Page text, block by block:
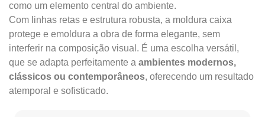
como um elemento central do ambiente.
Com linhas retas e estrutura robusta, a moldura caixa
protege e emoldura a obra de forma elegante, sem
interferir na composição visual. É uma escolha versátil,
que se adapta perfeitamente a ambientes modernos,
clássicos ou contemporâneos, oferecendo um resultado
atemporal e sofisticado.